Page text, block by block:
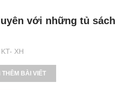
XH
với những tủ sách
THÊM BÀI VIẾT